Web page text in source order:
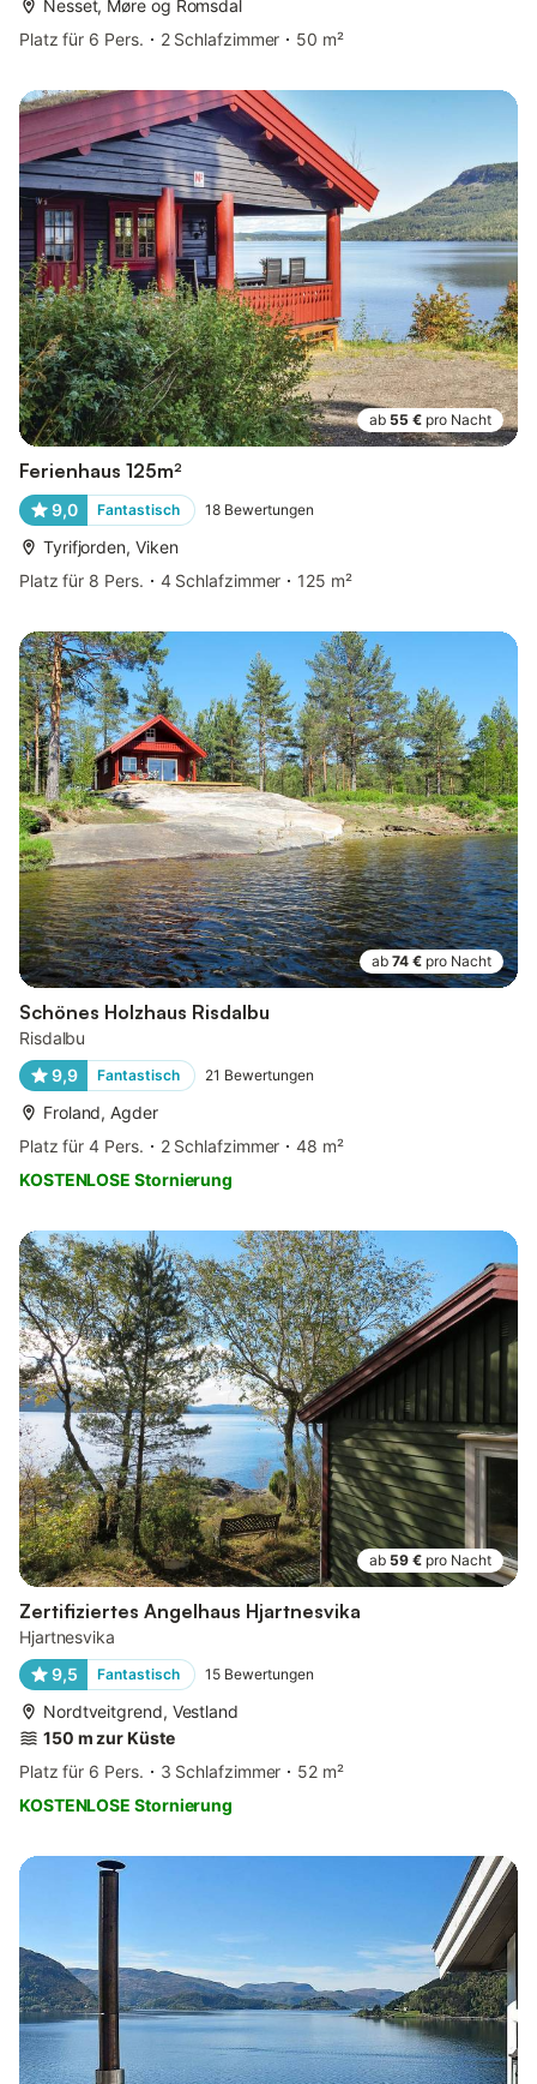
Nesset, Møre og Romsdal
Platz für 6 Pers.
2 Schlafzimmer 50 m²
ab 55 € pro Nacht
Ferienhaus 125m²
9,0 Fantastisch 18 Bewertungen
Tyrifjorden, Viken
Platz für 8 Pers.
4 Schlafzimmer 125 m²
ab 74 € pro Nacht
Schönes Holzhaus Risdalbu
Risdalbu
9,9
Fantastisch 21 Bewertungen
Froland, Agder
Platz für 4 Pers.
2 Schlafzimmer
48 m²
KOSTENLOSE Stornierung
ab 59 € pro Nacht
Zertifiziertes Angelhaus Hjartnesvika
Hjartnesvika
9,5
Fantastisch 15 Bewertungen
Nordtveitgrend, Vestland
150 m zur Küste
Platz für 6 Pers.
3 Schlafzimmer
52 m²
KOSTENLOSE Stornierung